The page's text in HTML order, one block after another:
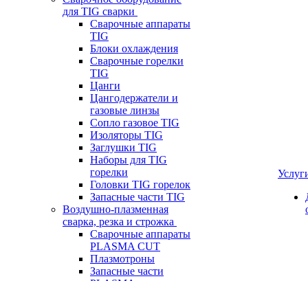
для TIG сварки
Сварочные аппараты
TIG
Блоки охлаждения
Сварочные горелки
TIG
Цанги
Цангодержатели и
газовые линзы
Сопло газовое TIG
Изоляторы TIG
Заглушки TIG
Наборы для TIG
горелки
Головки TIG горелок
Запасные части TIG
Воздушно-плазменная
сварка, резка и строжка
Сварочные аппараты
PLASMA CUT
Плазмотроны
Запасные части